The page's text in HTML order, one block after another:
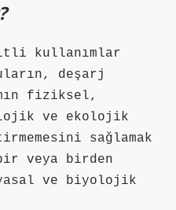
kullanımlar
deşarj
fiziksel,
ve ekolojik
sağlamak
veya birden
ve biyolojik